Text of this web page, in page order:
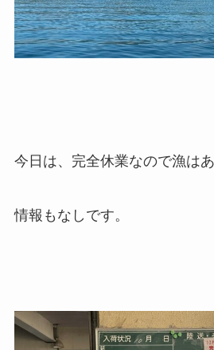
今日は、完全休業なので漁はあ
情報もなしです。